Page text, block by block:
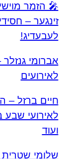
🎤 הזמר
זינגער –
לעבעדיג!
אברומי
לאירועים
חיים ברזל –
לאירועי שבע
ועוד
שלומי שטרית